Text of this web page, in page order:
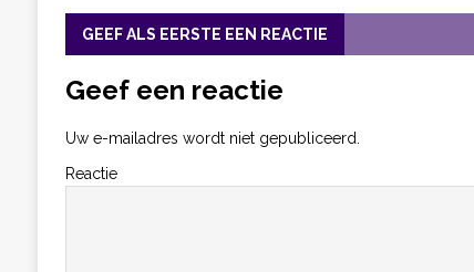
GEEF ALS EERSTE EEN REACTIE
Geef een reactie
Uw e-mailadres wordt niet gepubliceerd.
Reactie